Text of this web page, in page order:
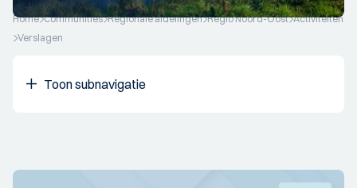
Home Communities Regionale afdelingen Regio Noord-Oost Activiteiten
Verslagen
Toon subnavigatie